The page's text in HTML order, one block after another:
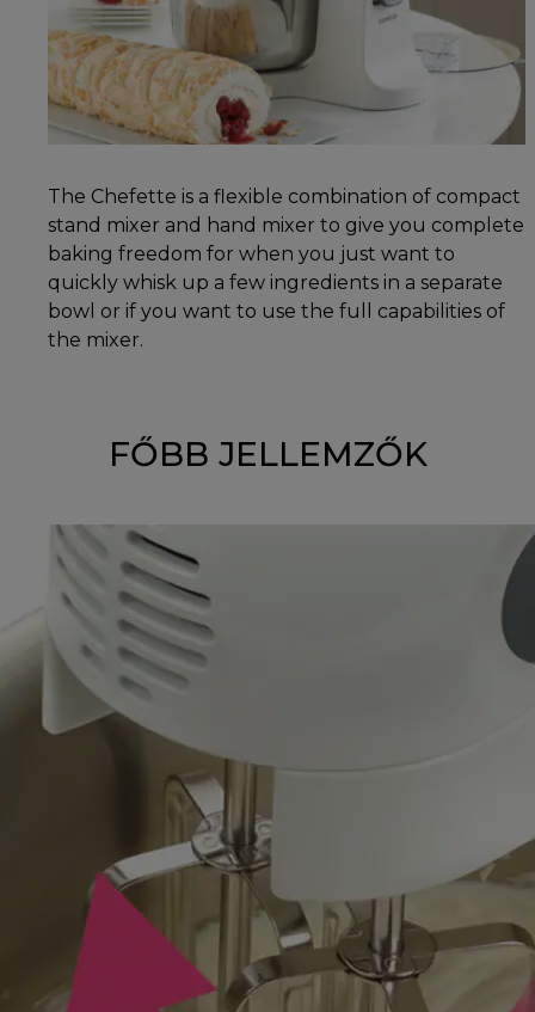
The Chefette is a flexible combination of compact
stand mixer and hand mixer to give you complete
baking freedom for when you just want to
quickly whisk up a few ingredients in a separate
bowl or if you want to use the full capabilities of
the mixer.
FŐBB JELLEMZŐK